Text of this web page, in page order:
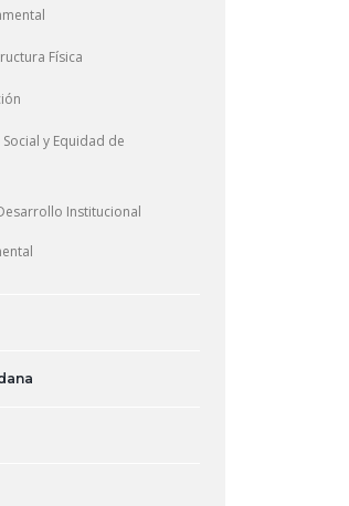
Física
y Equidad de
Institucional